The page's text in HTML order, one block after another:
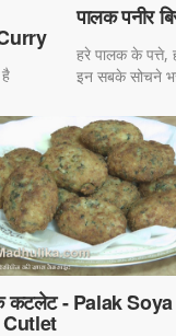
पालक पनीर
हरे पालक के पत्ते,
इन सबके सोचने
कटलेट - Palak Soya